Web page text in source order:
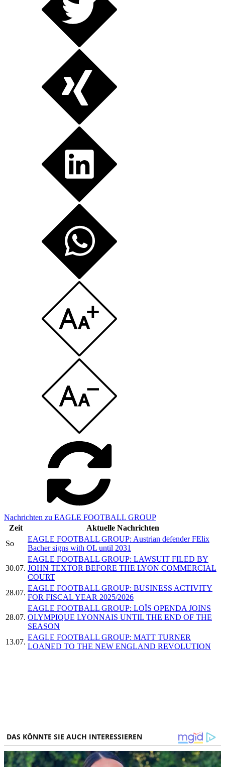
Nachrichten zu EAGLE FOOTBALL GROUP
Zeit
Aktuelle Nachrichten
So
EAGLE FOOTBALL GROUP: Austrian defender FElix
Bacher signs with OL until 2031
30.07.
EAGLE FOOTBALL GROUP: LAWSUIT FILED BY
JOHN TEXTOR BEFORE THE LYON COMMERCIAL
COURT
28.07.
EAGLE FOOTBALL GROUP: BUSINESS ACTIVITY
FOR FISCAL YEAR 2025/2026
28.07.
EAGLE FOOTBALL GROUP: LOÏS OPENDA JOINS
OLYMPIQUE LYONNAIS UNTIL THE END OF THE
SEASON
13.07.
EAGLE FOOTBALL GROUP: MATT TURNER
LOANED TO THE NEW ENGLAND REVOLUTION